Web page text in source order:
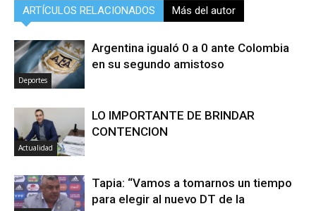
ARTÍCULOS RELACIONADOS Más del autor
Deportes
Argentina igualó 0 a 0 ante Colombia
en su segundo amistoso
Actualidad
LO IMPORTANTE DE BRINDAR
CONTENCION
Tapia: “Vamos a tomarnos un tiempo
para elegir al nuevo DT de la